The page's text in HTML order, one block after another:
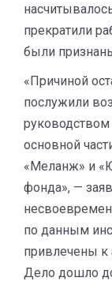
прекратили
были
«Причиной
послужили
основной
«Меланж» и
фонда», —
по данным
привлечены к
Дело дошло